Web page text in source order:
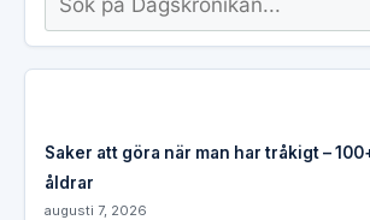
Saker att göra när man har tråkigt –
åldrar
augusti 7, 2026